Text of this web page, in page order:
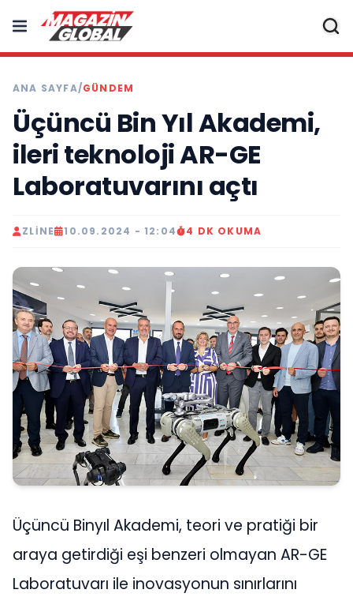
ANA SAYFA/GÜNDEM
Üçüncü Bin Yıl Akademi,
ileri teknoloji AR-GE
Laboratuvarını açtı
ZLINE 10.09.2024 - 12:04 4 DK OKUMA
Üçüncü Binyıl Akademi, teori ve pratiği bir
araya getirdiği eşi benzeri olmayan AR-GE
Laboratuvarı ile inovasyonun sınırlarını